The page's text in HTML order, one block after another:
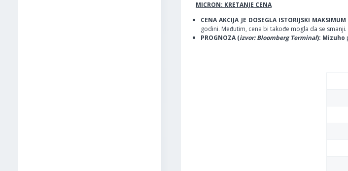
MICRON: KRETANJE CENA
CENA AKCIJA JE DOSEGLA ISTORIJSKI
godini. Međutim, cena bi takođe mogla da se smanji.
PROGNOZA (izvor: Bloomberg Terminal): Mizuho